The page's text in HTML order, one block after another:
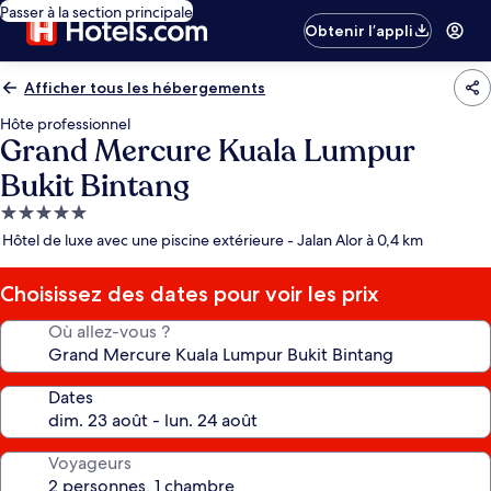
Passer à la section principale
Obtenir l’appli
Afficher tous les hébergements
Hôte professionnel
Grand Mercure Kuala Lumpur
Bukit Bintang
Hébergement
5.0 étoiles
Hôtel de luxe avec une piscine extérieure - Jalan Alor à 0,4 km
Choisissez des dates pour voir les prix
Où allez-vous ?
Dates
Voyageurs